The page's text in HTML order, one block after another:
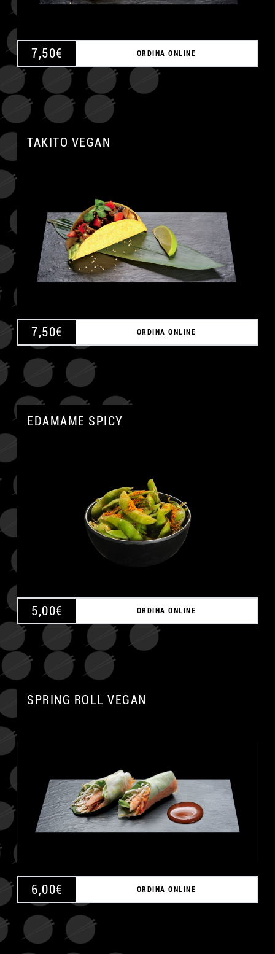
7,50€ ORDINA ONLINE
TAKITO VEGAN
7,50€ ORDINA ONLINE
EDAMAME SPICY
5,00€ ORDINA ONLINE
SPRING ROLL VEGAN
6,00€ ORDINA ONLINE